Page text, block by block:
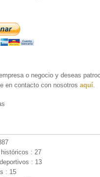
o negocio y deseas
en contacto con nosotros aquí
: 27
: 13
: 15